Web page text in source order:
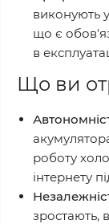
виконують
що є
в
Що ви
роботу
інтернету
зростають,